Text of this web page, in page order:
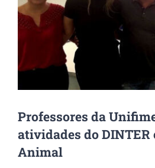
Professores da
atividades do DINTER
Animal